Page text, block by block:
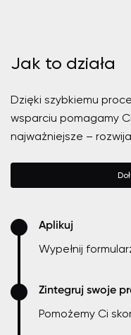
Jak to działa
Dzięki szybkiemu
wsparciu pomagamy
najważniejsze –
Aplikuj
Wypełnij
Zintegruj swoje
Pomożemy Ci